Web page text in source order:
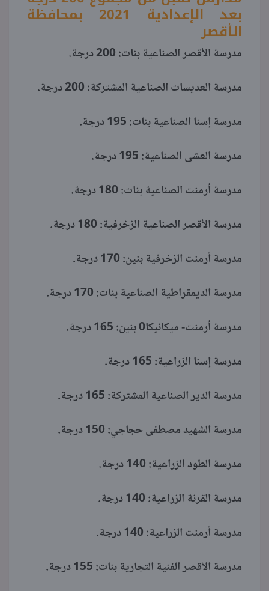
بعد الإعدادية 2021 بمحافظة
الأقصر
مدرسة الأقصر الصناعية بنات: 200 درجة.
مدرسة العديسات الصناعية المشتركة: 200 درجة.
مدرسة إسنا الصناعية بنات: 195 درجة.
مدرسة العشى الصناعية: 195 درجة.
مدرسة أرمنت الصناعية بنات: 180 درجة.
مدرسة الأقصر الصناعية الزخرفية: 180 درجة.
مدرسة أرمنت الزخرفية بنين: 170 درجة.
مدرسة الديمقراطية الصناعية بنات: 170 درجة.
مدرسة أرمنت- ميكانيكا0 بنين: 165 درجة.
مدرسة إسنا الزراعية: 165 درجة.
مدرسة الدير الصناعية المشتركة: 165 درجة.
مدرسة الشهيد مصطفى حجاجي: 150 درجة.
مدرسة الطود الزراعية: 140 درجة.
مدرسة القرنة الزراعية: 140 درجة.
مدرسة أرمنت الزراعية: 140 درجة.
مدرسة الأقصر الفنية التجارية بنات: 155 درجة.